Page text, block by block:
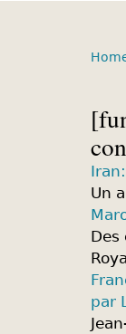
Un
par